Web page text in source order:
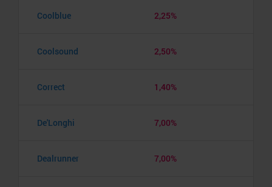
Coolblue 2,25%
Coolsound 2,50%
Correct 1,40%
De'Longhi 7,00%
Dealrunner 7,00%